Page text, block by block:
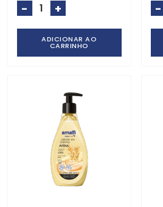
- +
ADICIONAR AO
CARRINHO
-